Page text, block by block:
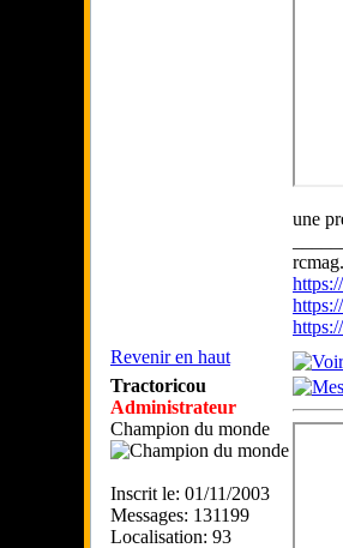
une
Revenir en haut
Tractoricou
Administrateur
Champion du monde
Inscrit le: 01/11/2003
Messages: 131199
Localisation: 93